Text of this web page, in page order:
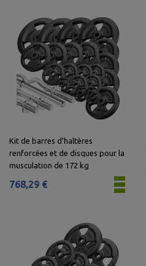
Kit de barres d’haltères
renforcées et de disques pour la
musculation de 172 kg
768,29 €